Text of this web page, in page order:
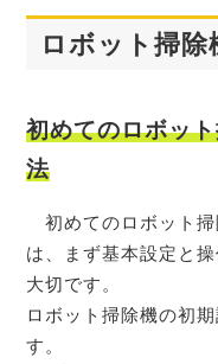
ロボット掃
初めてのロボッ
法
初めてのロボット掃
は、まず基本設定と
大切です。
ロボット掃除機の初
す。